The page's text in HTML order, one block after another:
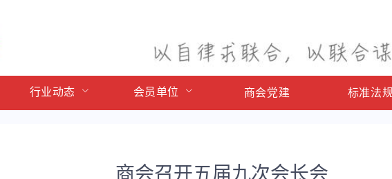
行业动态 会员单位 商会党建 标准法
商会召开五届九次会长会